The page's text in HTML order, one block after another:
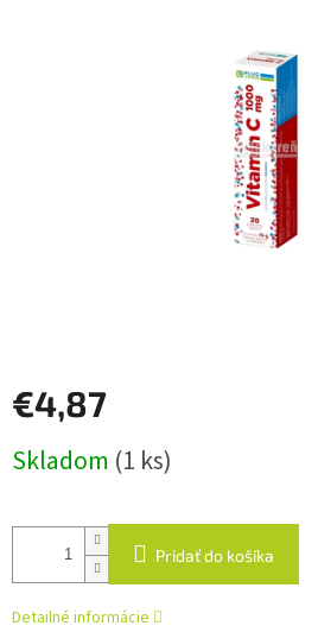
€4,87
cena:
Skladom (1 ks)
Pridať do košíka
Detailné informácie